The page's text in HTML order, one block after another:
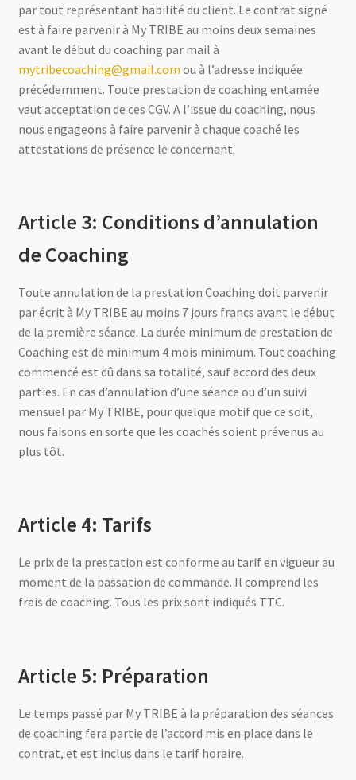
par tout représentant habilité du client. Le contrat signé
est à faire parvenir à My TRIBE au moins deux semaines
avant le début du coaching par mail à
mytribecoaching@gmail.com ou à l’adresse indiquée
précédemment. Toute prestation de coaching entamée
vaut acceptation de ces CGV. A l’issue du coaching, nous
nous engageons à faire parvenir à chaque coaché les
attestations de présence le concernant.
Article 3: Conditions d’annulation
de Coaching
Toute annulation de la prestation Coaching doit parvenir
par écrit à My TRIBE au moins 7 jours francs avant le début
de la première séance. La durée minimum de prestation de
Coaching est de minimum 4 mois minimum. Tout coaching
commencé est dû dans sa totalité, sauf accord des deux
parties. En cas d’annulation d’une séance ou d’un suivi
mensuel par My TRIBE, pour quelque motif que ce soit,
nous faisons en sorte que les coachés soient prévenus au
plus tôt.
Article 4: Tarifs
Le prix de la prestation est conforme au tarif en vigueur au
moment de la passation de commande. Il comprend les
frais de coaching. Tous les prix sont indiqués TTC.
Article 5: Préparation
Le temps passé par My TRIBE à la préparation des séances
de coaching fera partie de l’accord mis en place dans le
contrat, et est inclus dans le tarif horaire.